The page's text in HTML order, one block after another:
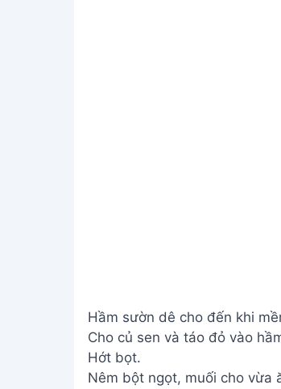
Trụng hủ tiếu.
Bước 4. Trình bày và thưởng
Cho hủ tiếu, sườn dê, nước